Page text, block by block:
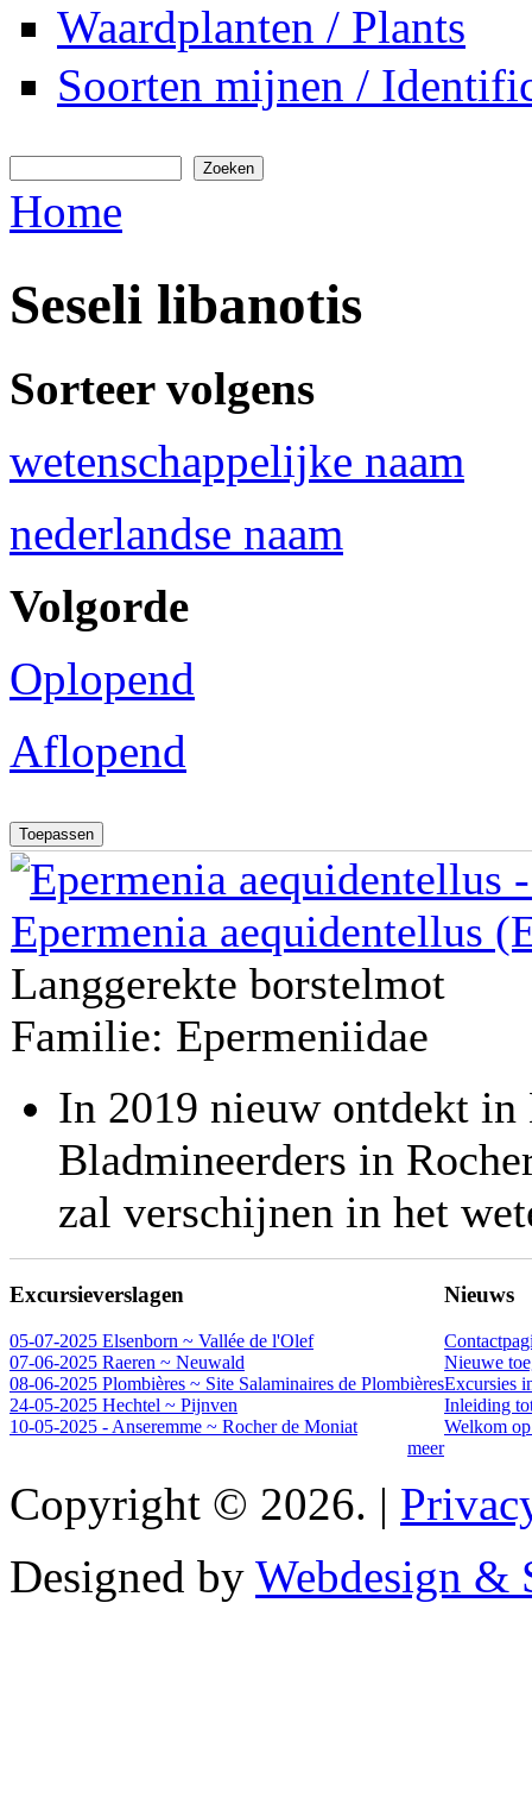
Waardplanten / Plants
Soorten mijnen /
U bent hier
Home
Seseli libanotis
Sorteer volgens
wetenschappelijke naam
nederlandse naam
Volgorde
Oplopend
Aflopend
Epermenia aequidentellus
Langgerekte borstelmot
Familie: Epermeniidae
In 2019 nieuw ontdekt in
Bladmineerders in
zal verschijnen in het
Excursieverslagen
05-07-2025 Elsenborn ~ Vallée de l'Olef
07-06-2025 Raeren ~ Neuwald
08-06-2025 Plombières ~ Site Salaminaires de Plombières
24-05-2025 Hechtel ~ Pijnven
10-05-2025 - Anseremme ~ Rocher de Moniat
meer
Nieuws
Nieuwe
Excursies
Inleiding
Welkom
Copyright © 2026. |
Designed by Webdesign &